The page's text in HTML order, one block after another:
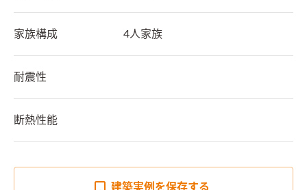
家族構成 4人家族
耐震性
断熱性能
建築実例を保存する